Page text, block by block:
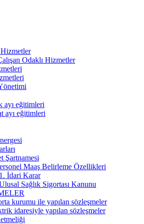
Odaklı Hizmetler
ayı eğitimleri
ayı eğitimleri
Şartnamesi
Maaş Belirleme Özellikleri
İdari Karar
Sağlık Sigortası Kanunu
kurumu ile yapılan sözleşmeler
idaresiyle yapılan sözleşmeler